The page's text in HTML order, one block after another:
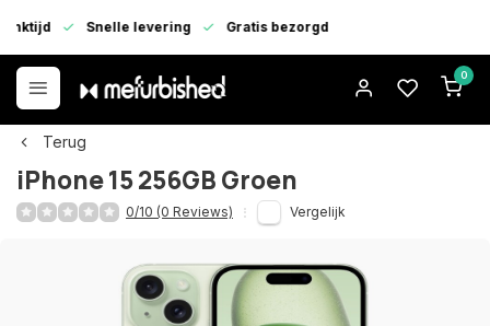
Snelle levering Gratis bezorgd
0
Terug
iPhone 15 256GB Groen
0/10 (0 Reviews) Vergelijk